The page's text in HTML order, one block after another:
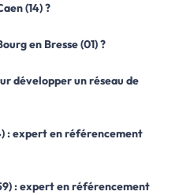
(14) ?
en Bresse (01) ?
développer un réseau de
: expert en référencement
: expert en référencement